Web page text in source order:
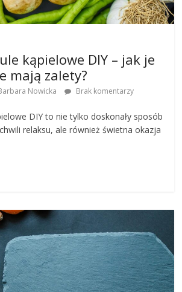
kąpielowe DIY – jak je
mają zalety?
Nowicka Brak komentarzy
DIY to nie tylko doskonały sposób
relaksu, ale również świetna okazja